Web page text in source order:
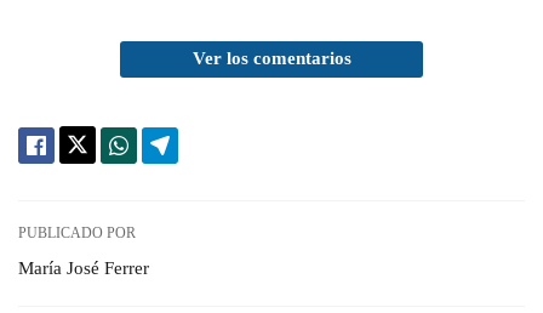
Ver los comentarios
PUBLICADO POR
María José Ferrer